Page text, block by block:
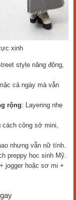
xinh
style năng động,
cả ngày mà vẫn
rộng: Layering nhẹ
cách công sở mini,
nhưng vẫn nữ tính.
preppy học sinh Mỹ.
jogger hoặc sơ mi +